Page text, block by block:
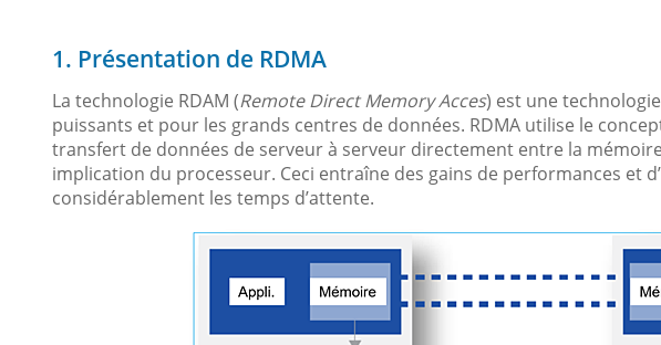
1. Présentation de RDMA
La technologie RDAM (Remote Direct Memory Acces) est une
puissants et pour les grands centres de données. RDMA utilise le
transfert de données de serveur à serveur directement entre la
implication du processeur. Ceci entraîne des gains de performances et
considérablement les temps d’attente.